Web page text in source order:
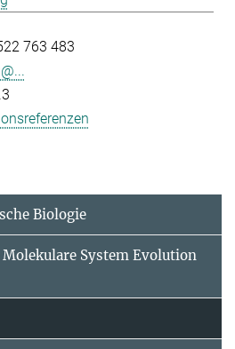
763 483
Biologie
System Evolution